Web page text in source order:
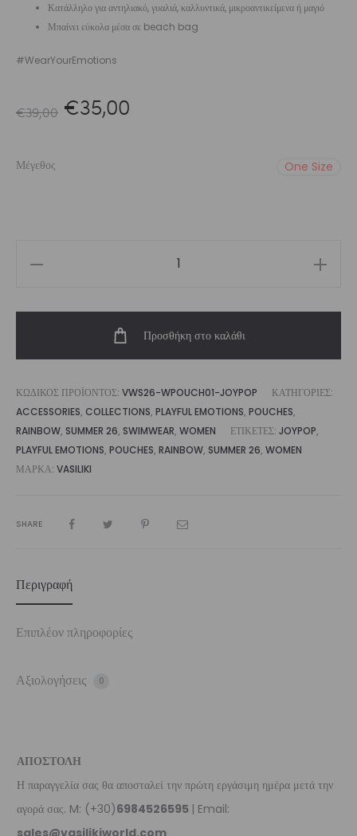
Κατάλληλο για αντηλιακό, γυαλιά, καλλυντικά, μικροαντικείμενα ή μαγιό
Μπαίνει εύκολα μέσα σε beach bag
#WearYourEmotions
€39,00 Original
€35,00
€35,00.
Μέγεθος One Size
Vasiliki
ποσότητα
Προσθήκη στο καλάθι
ΚΩΔΙΚΌΣ ΠΡΟΪΌΝΤΟΣ: VWS26-WPOUCH01-JOYPOP
ΚΑΤΗΓΟΡΊΕΣ:
ACCESSORIES, COLLECTIONS, PLAYFUL EMOTIONS, POUCHES,
RAINBOW, SUMMER 26, SWIMWEAR, WOMEN ΕΤΙΚΈΤΕΣ: JOYPOP,
PLAYFUL EMOTIONS, POUCHES, RAINBOW, SUMMER 26, WOMEN
ΜΆΡΚΑ: VASILIKI
SHARE
Περιγραφή
Επιπλέον πληροφορίες
Αξιολογήσεις 0
ΑΠΟΣΤΟΛΗ
Η παραγγελία σας θα αποσταλεί την πρώτη εργάσιμη ημέρα μετά την
αγορά σας. M: (+30)6984526595 | Email:
sales@vasilikiworld.com